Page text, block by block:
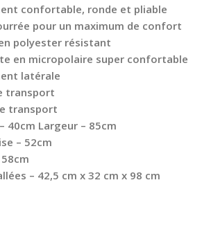
confortable, ronde et pliable
pour un maximum de confort
polyester résistant
en micropolaire super confortable
latérale
transport
transport
40cm Largeur – 85cm
– 52cm
– 42,5 cm x 32 cm x 98 cm